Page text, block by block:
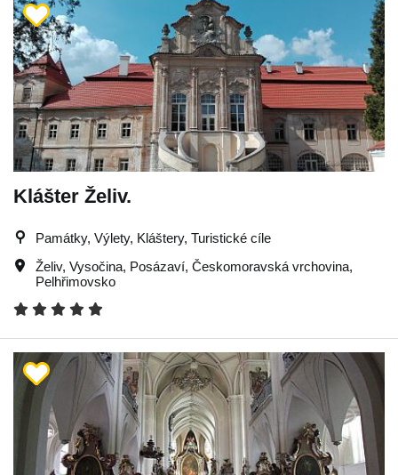
Klášter Želiv.
Památky, Výlety, Kláštery, Turistické cíle
Želiv, Vysočina, Posázaví, Českomoravská vrchovina,
Pelhřimovsko